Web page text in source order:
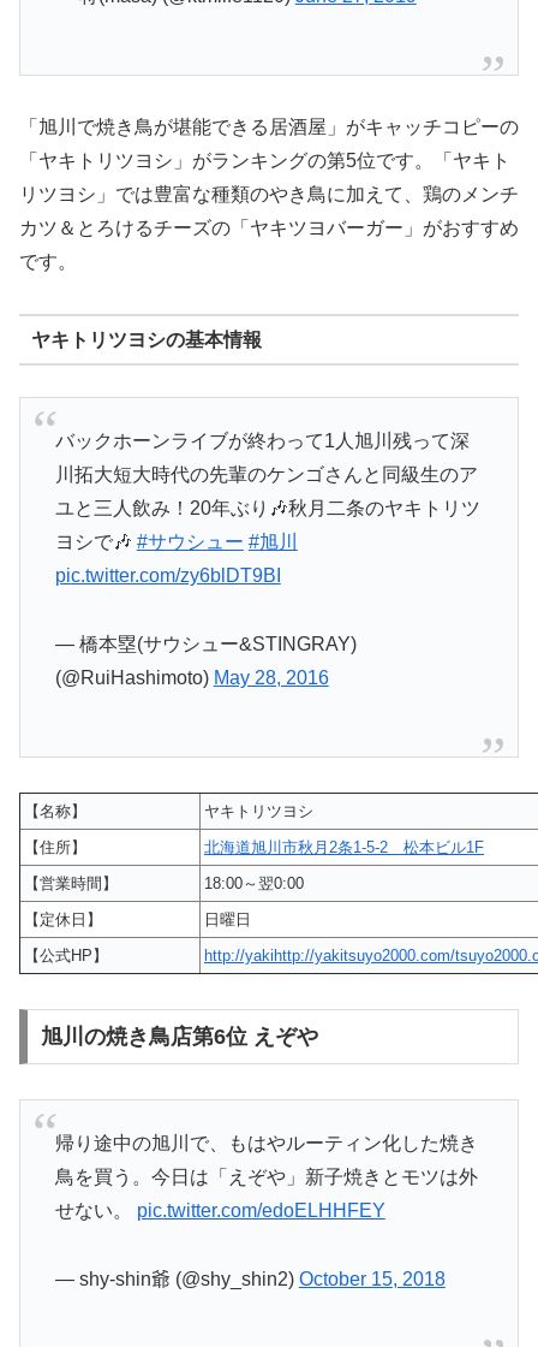
「旭川で焼き鳥が堪能できる居酒屋」がキャッチコピーの
「ヤキトリツヨシ」がランキングの第5位です。「ヤキト
リツヨシ」では豊富な種類のやき鳥に加えて、鶏のメンチ
カツ＆とろけるチーズの「ヤキツヨバーガー」がおすすめ
です。
ヤキトリツヨシの基本情報
バックホーンライブが終わって1人旭川残って深
川拓大短大時代の先輩のケンゴさんと同級生のア
ユと三人飲み！20年ぶり🎶秋月二条のヤキトリツ
ヨシで🎶 #サウシュー #旭川
pic.twitter.com/zy6blDT9BI
— 橋本塁(サウシュー&STINGRAY)
(@RuiHashimoto) May 28, 2016
【名称】
ヤキトリツヨシ
【住所】
北海道旭川市秋月2条1-5-2 松本ビル1F
【営業時間】
18:00～翌0:00
【定休日】
日曜日
【公式HP】
http://yakihttp://yakitsuyo2000.com/
旭川の焼き鳥店第6位 えぞや
帰り途中の旭川で、もはやルーティン化した焼き
鳥を買う。今日は「えぞや」新子焼きとモツは外
せない。 pic.twitter.com/edoELHHFEY
— shy-shin爺 (@shy_shin2) October 15, 2018